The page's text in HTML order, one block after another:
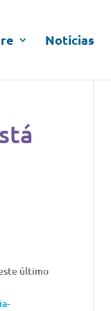
Notícias
último